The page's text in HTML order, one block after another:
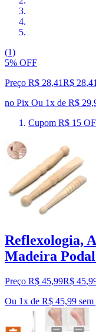
(1)
5% OFF
Preço R$ 28,41R$ 28,41
no Pix Ou 1x de R$
Cupom R$ 15
Reflexologia,
Madeira
Preço R$ 45,99R$ 45,
Ou 1x de R$ 45,99 sem